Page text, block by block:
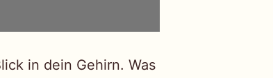
in dein Gehirn. Was